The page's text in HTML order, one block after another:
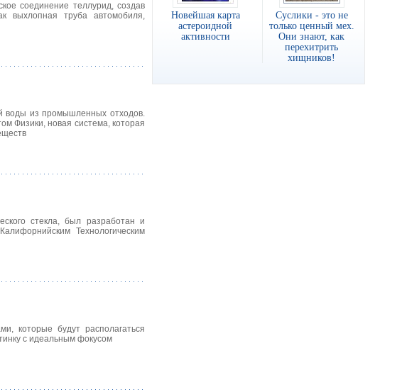
соединение теллурид, создав
выхлопная труба автомобиля,
воды из промышленных отходов.
Физики, новая система, которая
стекла, был разработан и
Технологическим
которые будут располагаться
с идеальным фокусом
Новейшая карта
астероидной
активности
Суслики - это не
только ценный мех.
Они знают, как
перехитрить
хищников!